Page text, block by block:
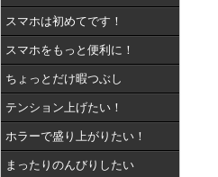
スマホは初めてです！
スマホをもっと便利に！
ちょっとだけ暇つぶし
テンション上げたい！
ホラーで盛り上がりたい！
まったりのんびりしたい